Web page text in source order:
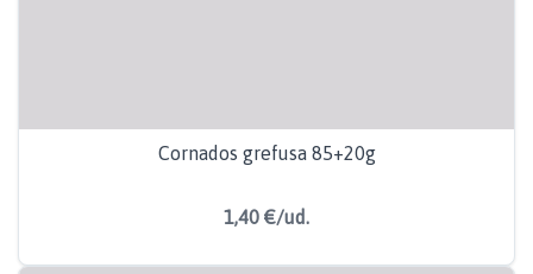
Cornados grefusa 85+20g
1,40 €/ud.